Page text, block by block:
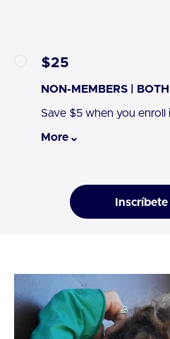
$25
NON-MEMBERS |
Save $5 when you enroll
More
Inscríbete